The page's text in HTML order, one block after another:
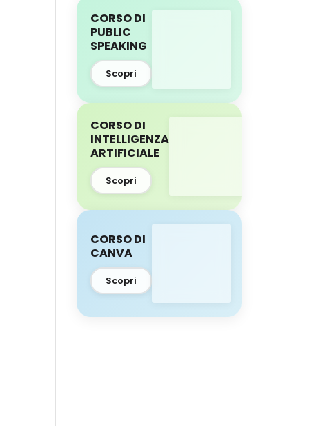
CORSO DI
PUBLIC
SPEAKING
Scopri
CORSO DI
INTELLIGENZA
ARTIFICIALE
Scopri
CORSO DI
CANVA
Scopri